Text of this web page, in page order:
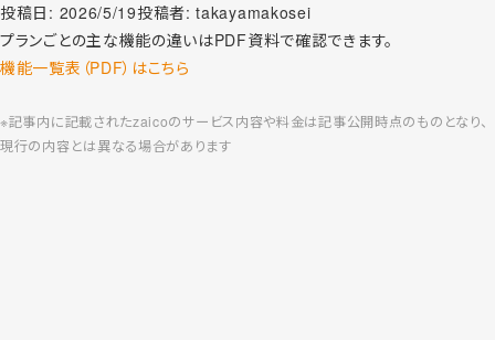
お役立ち情報
投稿日: 2026/5/19投稿者:takayamakosei
プランごとの主な機能の違いはPDF資料で確認できます。
機能一覧表（PDF）はこちら
※記事内に記載されたzaicoのサービス内容や料金は記事公開時点のものとなり、
現行の内容とは異なる場合があります